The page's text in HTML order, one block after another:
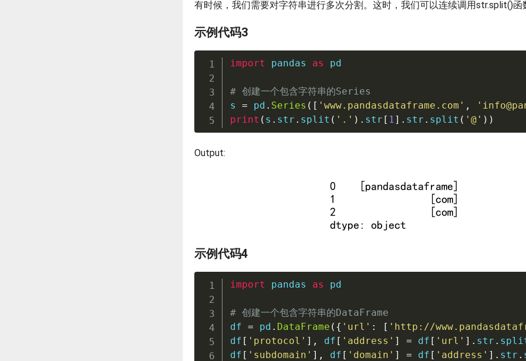
有时候，我们需要对字符串进行多次分割。这时，我们可以连续调用str.split()函
示例代码3
import pandas as pd
# 创建一个包含字符串的Series
s = pd . Series ( [ 'www.pandasdataframe.com' ,
print ( s . str . split ( '.' ) . str [ 1] . str . split ( '@' ) )
Output:
示例代码4
import pandas as pd
# 创建一个包含字符串的DataFrame
df = pd . DataFrame ( { 'url' : [ 'http://
df [ 'protocol' ] , df [ 'address' ] = df [ 'url' ] . str .
df [ 'subdomain' ] , df [ 'domain' ] = df [ 'address' ] . str .